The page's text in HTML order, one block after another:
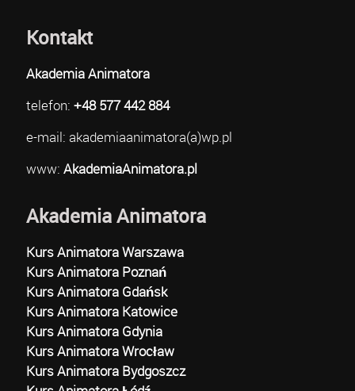
Kontakt
Akademia Animatora
telefon: +48 577 442 884
e-mail: akademiaanimatora(a)wp.pl
www: AkademiaAnimatora.pl
Akademia Animatora
Kurs Animatora Warszawa
Kurs Animatora Poznań
Kurs Animatora Gdańsk
Kurs Animatora Katowice
Kurs Animatora Gdynia
Kurs Animatora Wrocław
Kurs Animatora Bydgoszcz